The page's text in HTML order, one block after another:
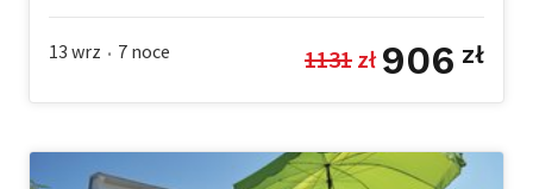
13 wrz • 7 noce 1131 zł 906 zł